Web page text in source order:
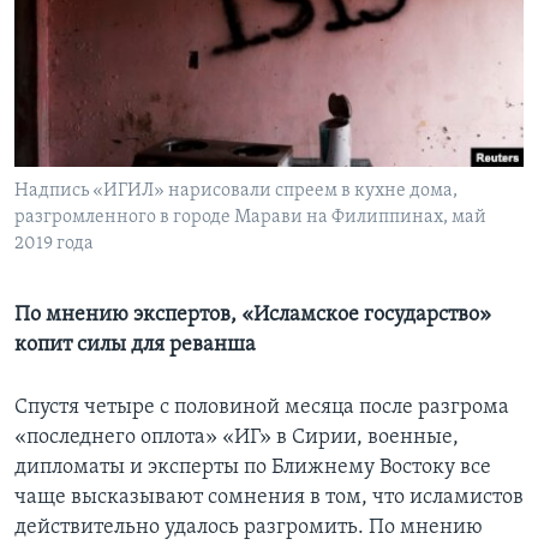
Learning English
СОЦИАЛЬНЫЕ СЕТИ
Языки
Надпись «ИГИЛ» нарисовали спреем в кухне дома,
разгромленного в городе Марави на Филиппинах, май
2019 года
По мнению экспертов, «Исламское государство»
копит силы для реванша
Спустя четыре с половиной месяца после разгрома
«последнего оплота» «ИГ» в Сирии, военные,
дипломаты и эксперты по Ближнему Востоку все
чаще высказывают сомнения в том, что исламистов
действительно удалось разгромить. По мнению